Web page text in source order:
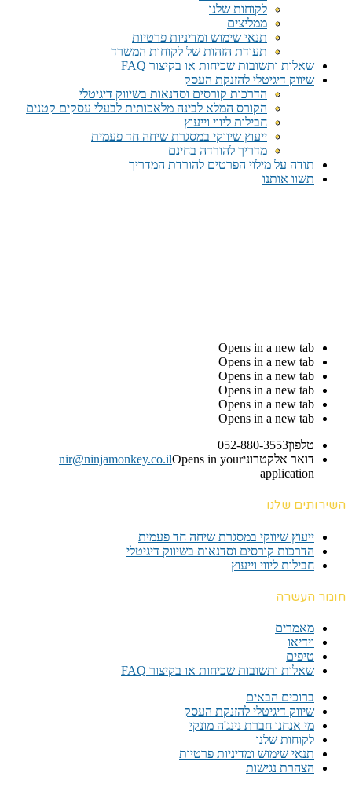
לקוחות שלנו
ממליצים
תנאי שימוש ומדיניות פרטיות
תעודת הזהות של לקוחות המשרד
שאלות ותשובות שכיחות או בקיצור FAQ
שיווק דיגיטלי להזנקת העסק
הדרכות קורסים וסדנאות בשיווק דיגיטלי
הקורס המלא לבינה מלאכותית לבעלי עסקים קטנים
חבילות ליווי וייעוץ
ייעוץ שיווקי במסגרת שיחה חד פעמית​
מדריך להורדה בחינם
תודה על מילוי הפרטים להורדת המדריך
תשוו אותנו
Opens in a new tab
Opens in a new tab
Opens in a new tab
Opens in a new tab
Opens in a new tab
Opens in a new tab
טלפון052-880-3553
דואר אלקטרוני
nir@ninjamonkey.co.ilOpens in your
application
השירותים שלנו
ייעוץ שיווקי במסגרת שיחה חד פעמית​
הדרכות קורסים וסדנאות בשיווק דיגיטלי
חבילות ליווי וייעוץ
חומר העשרה
מאמרים
וידיאו
טיפים
שאלות ותשובות שכיחות או בקיצור FAQ
ברוכים הבאים
שיווק דיגיטלי להזנקת העסק
מי אנחנו חברת נינג'ה מונקי
לקוחות שלנו
תנאי שימוש ומדיניות פרטיות
הצהרת נגישות